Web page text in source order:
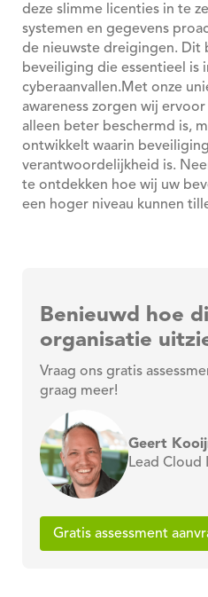
deze slimme licenties in te
systemen en gegevens
de nieuwste dreigingen. Dit
beveiliging die essentieel is
cyberaanvallen.Met onze
awareness zorgen wij
alleen beter beschermd is,
ontwikkelt waarin
verantwoordelijkheid is.
te ontdekken hoe wij uw
een hoger niveau kunnen
Benieuwd hoe
organisatie
Vraag ons gratis
graag meer!
Geert
Lead Cloud
Gratis assessment